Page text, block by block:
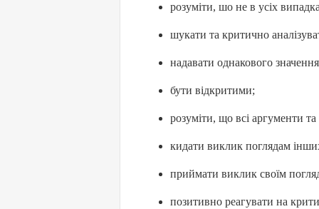
розуміти, шо не в усіх
шукати та критично
надавати однакового
бути відкритими;
розуміти, що всі аргументи
кидати виклик поглядам
приймати виклик своїм
позитивно реагувати на